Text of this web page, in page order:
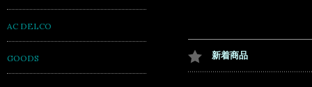
新着商品
AC DELCO
GOODS